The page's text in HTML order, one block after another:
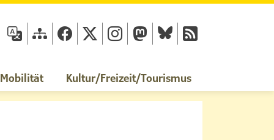
Kultur/Freizeit/Tourismus